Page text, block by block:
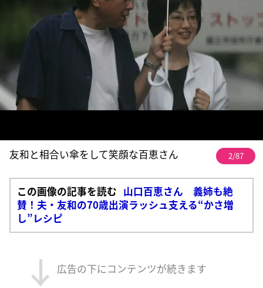
友和と相合い傘をして笑顔な百恵さん 2/87
この画像の記事を読む 山口百恵さん 義姉も絶
賛！夫・友和の70歳出演ラッシュ支える“かさ増
し”レシピ
広告の下にコンテンツが続きます